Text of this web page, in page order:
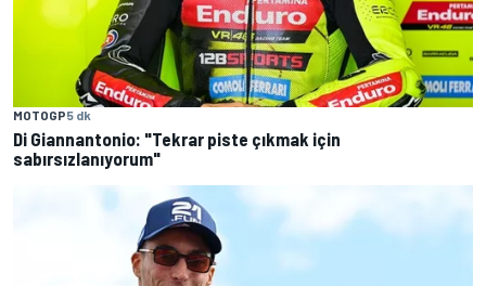
MOTOGP5 dk
Di Giannantonio: "Tekrar piste çıkmak için
sabırsızlanıyorum"